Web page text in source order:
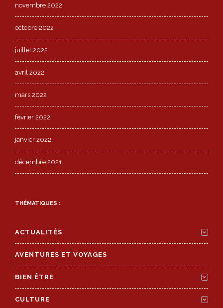
novembre 2022
octobre 2022
juillet 2022
avril 2022
mars 2022
février 2022
janvier 2022
décembre 2021
THÉMATIQUES :
ACTUALITÉS
AVENTURES ET VOYAGES
BIEN ÊTRE
CULTURE